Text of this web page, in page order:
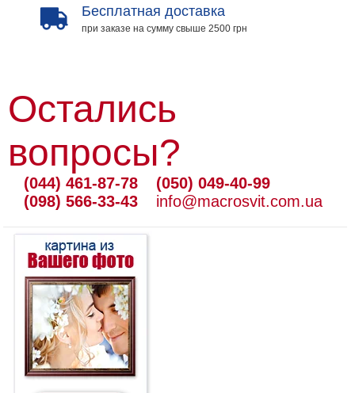
Бесплатная доставка
при заказе на сумму свыше 2500 грн
Остались
вопросы?
(044) 461-87-78
(098) 566-33-43
(050) 049-40-99
info@macrosvit.com.ua